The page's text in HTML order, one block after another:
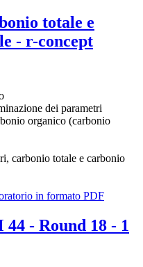
totale e
- r-concept
dei parametri
organico (carbonio
carbonio totale e carbonio
in formato PDF
- Round 18 - 1